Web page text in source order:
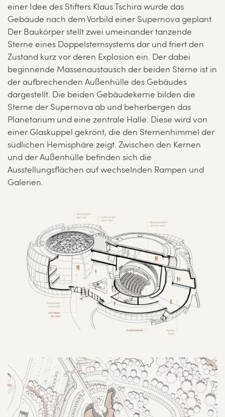
einer Idee des Stifters Klaus Tschira wurde das
Gebäude nach dem Vorbild einer Supernova geplant.
Der Baukörper stellt zwei umeinander tanzende
Sterne eines Doppelsternsystems dar und friert den
Zustand kurz vor deren Explosion ein. Der dabei
beginnende Massenaustausch der beiden Sterne ist in
der aufbrechenden Außenhülle des Gebäudes
dargestellt. Die beiden Gebäudekerne bilden die
Sterne der Supernova ab und beherbergen das
Planetarium und eine zentrale Halle. Diese wird von
einer Glaskuppel gekrönt, die den Sternenhimmel der
südlichen Hemisphäre zeigt. Zwischen den Kernen
und der Außenhülle befinden sich die
Ausstellungsflächen auf wechselnden Rampen und
Galerien.